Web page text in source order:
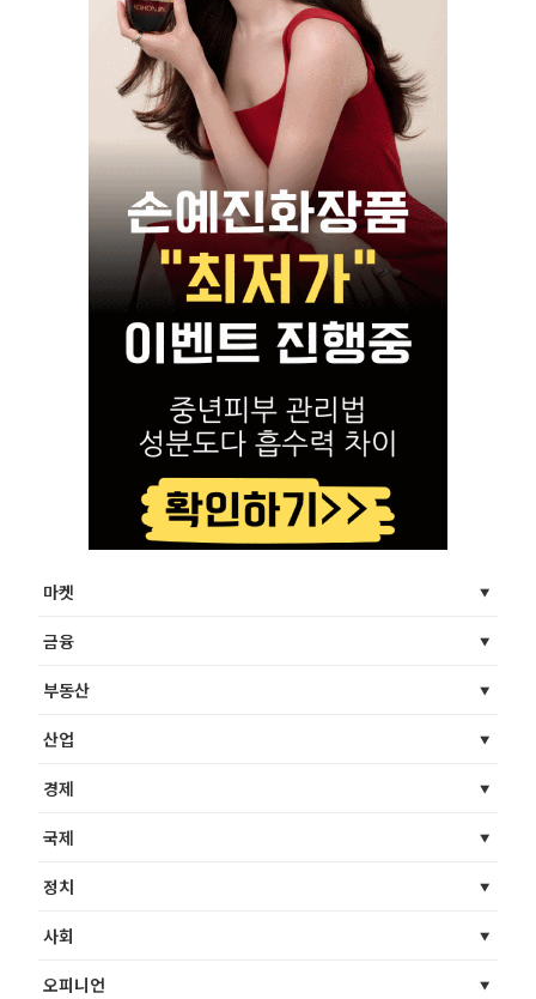
마켓
금융
부동산
산업
경제
국제
정치
사회
오피니언